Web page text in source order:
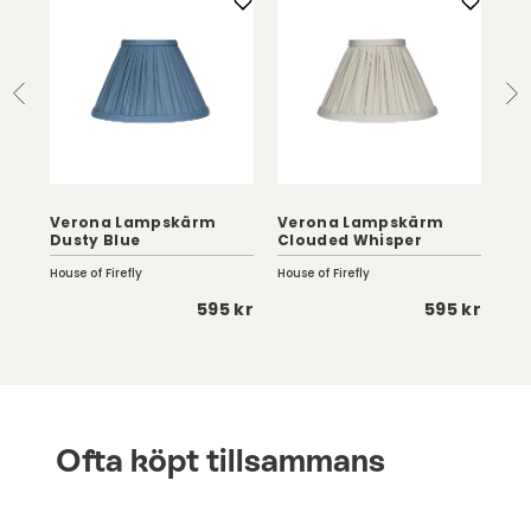
Verona Lampskärm
Dusty Blue
House of Firefly
595 kr
Verona Lampskärm
Clouded Whisper
House of Firefly
595 kr
Ofta köpt tillsammans